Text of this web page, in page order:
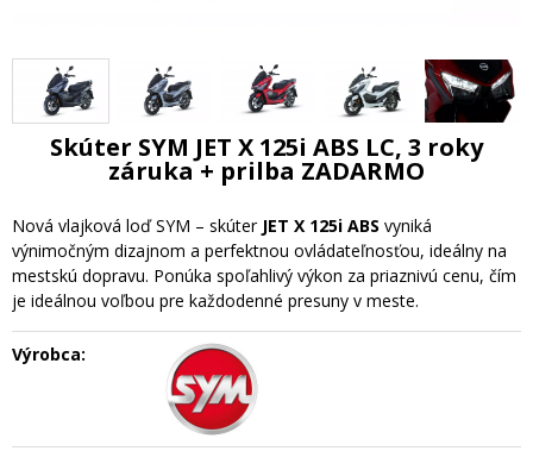
Skúter SYM JET X 125i ABS LC, 3 roky
záruka + prilba ZADARMO
Nová vlajková loď SYM – skúter JET X 125i ABS vyniká
výnimočným dizajnom a perfektnou ovládateľnosťou, ideálny na
mestskú dopravu. Ponúka spoľahlivý výkon za priaznivú cenu, čím
je ideálnou voľbou pre každodenné presuny v meste.
Výrobca: